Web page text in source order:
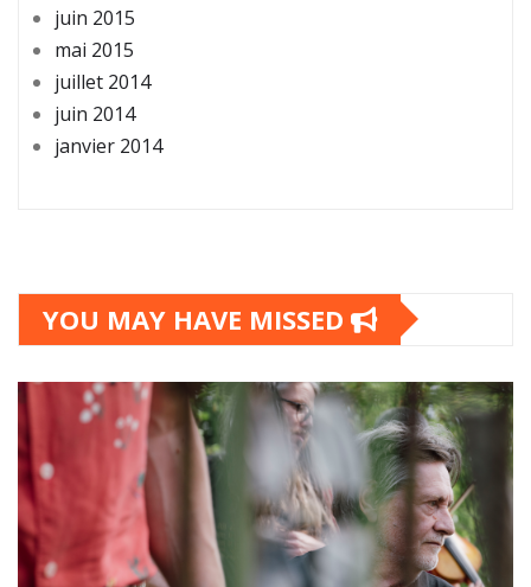
juin 2015
mai 2015
juillet 2014
juin 2014
janvier 2014
YOU MAY HAVE MISSED